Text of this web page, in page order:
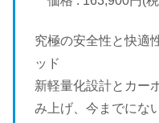
究極の安全性と快適
ッド
新軽量化設計とカー
み上げ、今までにな